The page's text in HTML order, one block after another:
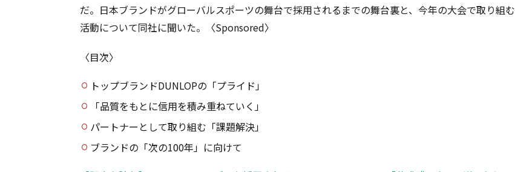
だ。日本ブランドがグローバルスポーツの舞台で採用されるまでの舞台裏と、今年の大会で取り組む
活動について同社に聞いた。〈Sponsored〉
〈目次〉
トップブランドDUNLOPの「プライド」
「品質をもとに信用を積み重ねていく」
パートナーとして取り組む「課題解決」
ブランドの「次の100年」に向けて